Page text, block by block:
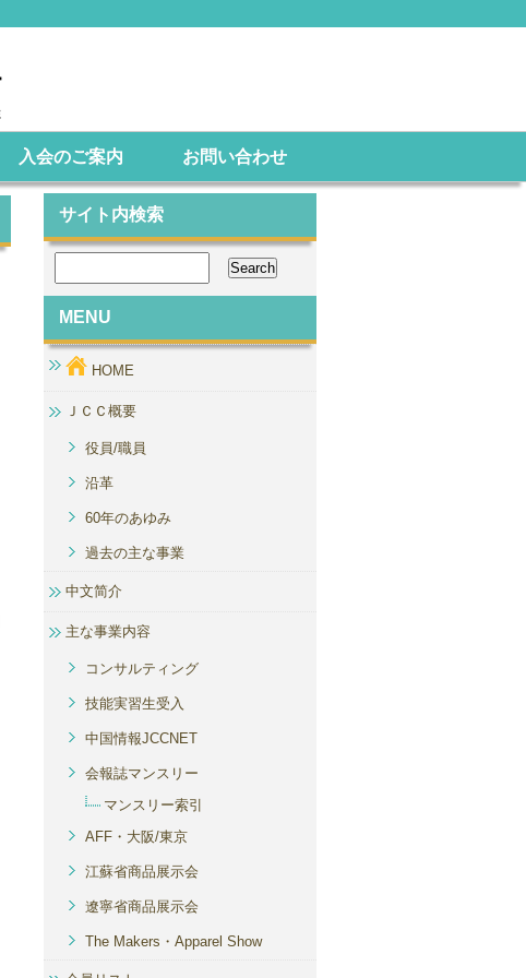
入会のご案内 お問い合わせ
サイト内検索
MENU
HOME
ＪＣＣ概要
役員/職員
沿革
60年のあゆみ
過去の主な事業
中文简介
主な事業内容
コンサルティング
技能実習生受入
中国情報JCCNET
会報誌マンスリー
マンスリー索引
AFF・大阪/東京
江蘇省商品展示会
遼寧省商品展示会
The Makers・Apparel Show